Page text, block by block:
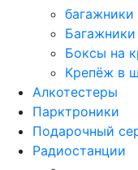
багажники
Боксы на
Крепёж в
Алкотестеры
Парктроники
Подарочный
Радиостанции